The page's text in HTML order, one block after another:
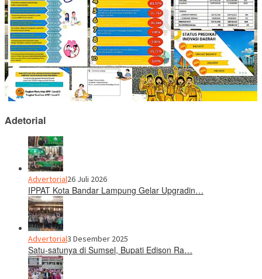
Adetorial
Advertorial26 Juli 2026
IPPAT Kota Bandar Lampung Gelar Upgradin…
Advertorial3 Desember 2025
Satu-satunya di Sumsel, Bupati Edison Ra…